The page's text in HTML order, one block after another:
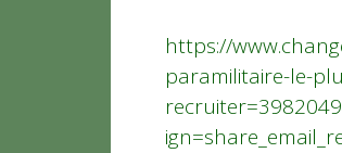
https://
paramilitaire-le-